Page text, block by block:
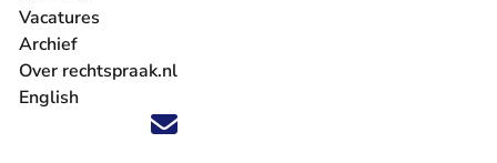
Volg ons op X (Twitter) - U verlaat Rechtspraak.nl
Volg ons op Facebook - U verlaat Rechtspraak.nl
Volg ons op Instagram - U verlaat Rechtspraak.nl
Volg ons op Youtube - U verlaat Rechtspraak.nl
Volg ons op LinkedIn - U verlaat
'Blijf op de hoogte' nieuwsbrief - U verlaat
Vacatures
- U verlaat Rechtspraak.nl
Archief
Over rechtspraak.nl
English